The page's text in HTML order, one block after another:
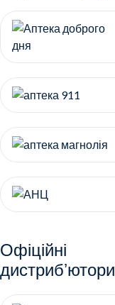
Офіційні
дистрибʼютори